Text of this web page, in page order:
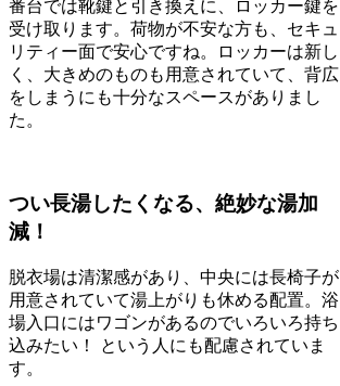
番台では靴鍵と引き換えに、ロッカー鍵を
受け取ります。荷物が不安な方も、セキュ
リティー面で安心ですね。ロッカーは新し
く、大きめのものも用意されていて、背広
をしまうにも十分なスペースがありまし
た。
つい長湯したくなる、絶妙な湯加
減！
脱衣場は清潔感があり、中央には長椅子が
用意されていて湯上がりも休める配置。浴
場入口にはワゴンがあるのでいろいろ持ち
込みたい！ という人にも配慮されていま
す。